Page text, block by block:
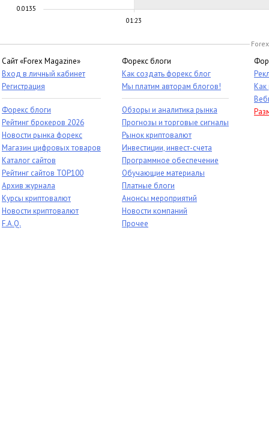
01:23
0.0135
Сайт «Forex Magazine»
Вход в личный кабинет
Регистрация
Форекс блоги
Рейтинг брокеров 2026
Новости рынка форекс
Магазин цифровых товаров
Каталог сайтов
Рейтинг сайтов TOP100
Архив журнала
Курсы криптовалют
Новости криптовалют
F.A.Q.
Форекс блоги
Как создать форекс блог
Мы платим авторам блогов!
Обзоры и аналитика рынка
Прогнозы и торговые сигналы
Рынок криптовалют
Инвестиции, инвест-счета
Программное обеспечение
Обучающие материалы
Платные блоги
Анонсы мероприятий
Новости компаний
Прочее
Как